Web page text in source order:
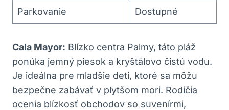
Parkovanie Dostupné
Cala Mayor: Blízko centra Palmy, táto pláž
ponúka jemný piesok a kryštálovo čistú vodu.
Je ideálna pre mladšie deti, ktoré sa môžu
bezpečne zabávať v plytšom mori. Rodičia
ocenia blízkosť obchodov so suvenírmi,